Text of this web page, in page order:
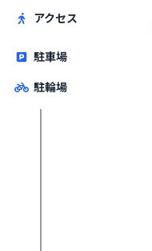
アクセス
駐車場
駐輪場